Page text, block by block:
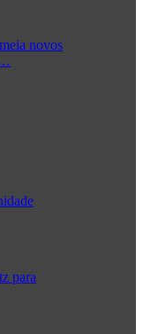
novos
para